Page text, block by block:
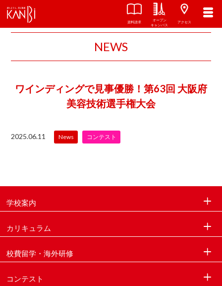
アクセス
オープン
キャンパス
資料請求
NEWS
ワインディングで見事優勝！第63回 大阪府
美容技術選手権大会
2025.06.11 News コンテスト
学校案内
カリキュラム
校費留学・海外研修
コンテスト